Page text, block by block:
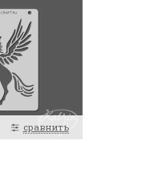
сравнить